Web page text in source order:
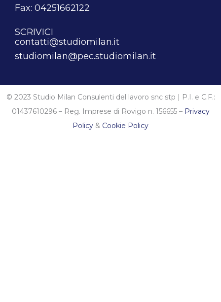
Fax: 04251662122
SCRIVICI
contatti@studiomilan.it
studiomilan@pec.studiomilan.it
© 2023 Studio Milan Consulenti del lavoro snc stp | P.I. e C.F.:
01437610296 – Reg. Imprese di Rovigo n. 156655 – Privacy
Policy & Cookie Policy